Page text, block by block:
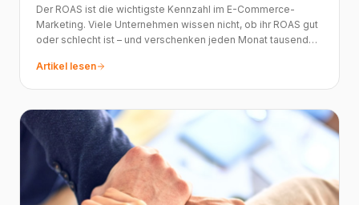
Der ROAS ist die wichtigste Kennzahl im E-Commerce-
Marketing. Viele Unternehmen wissen nicht, ob ihr ROAS gut
oder schlecht ist – und verschenken jeden Monat tausende
Artikel lesen